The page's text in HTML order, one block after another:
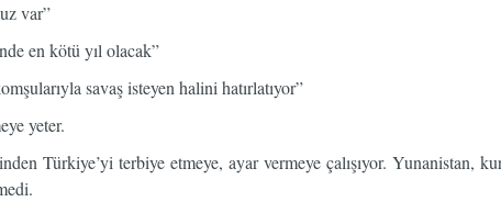
var”
en kötü yıl olacak”
savaş isteyen halini hatırlatıyor”
yeter.
Türkiye’yi terbiye etmeye, ayar vermeye çalışıyor. Yunanistan,